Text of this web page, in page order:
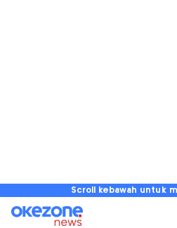
Scroll kebawah untuk